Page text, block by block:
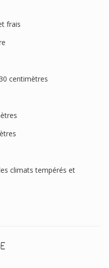
frais
centimètres
climats tempérés et